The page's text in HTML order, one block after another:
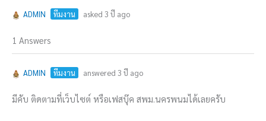
ADMIN ทีมงาน asked 3 ปี ago
1 Answers
ADMIN ทีมงาน answered 3 ปี ago
มีคับ ติดตามที่เว็บไซต์ หรือเฟสบุ๊ค สพม.นครพนมได้เลยครับ